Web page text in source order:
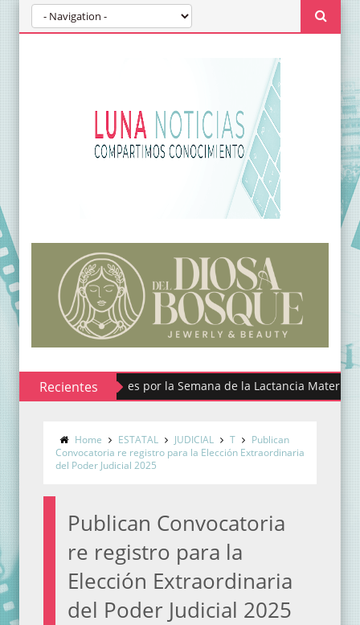
Recientes
alista actividades por la Semana de la Lactancia Materna
Home ESTATAL JUDICIAL T
Publican
Convocatoria re registro para la Elección Extraordinaria
del Poder Judicial 2025
Publican Convocatoria
re registro para la
Elección Extraordinaria
del Poder Judicial 2025